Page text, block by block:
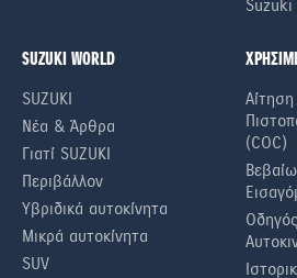
SUZUKI WORLD
SUZUKI
Νέα & Άρθρα
Γιατί SUZUKI
Περιβάλλον
Υβριδικά αυτοκίνητα
Μικρά αυτοκίνητα
SUV
(COC)